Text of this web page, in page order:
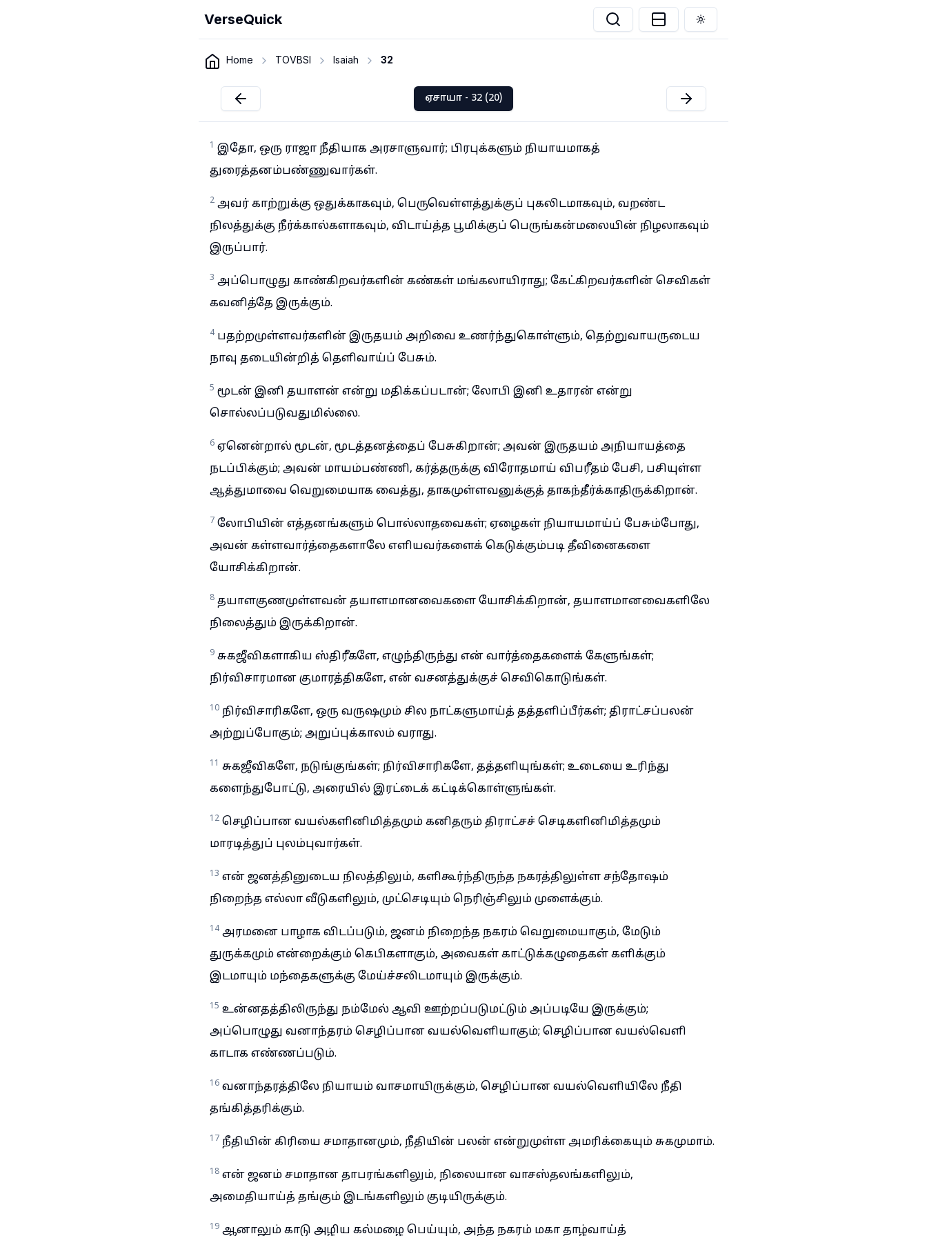
VerseQuick Toggle theme
Home TOVBSI Isaiah 32
ஏசாயா - 32 (20)
1 இதோ, ஒரு ராஜா நீதியாக அரசாளுவார்; பிரபுக்களும் நியாயமாகத்
துரைத்தனம்பண்ணுவார்கள்.
2 அவர் காற்றுக்கு ஒதுக்காகவும், பெருவெள்ளத்துக்குப் புகலிடமாகவும், வறண்ட
நிலத்துக்கு நீர்க்கால்களாகவும், விடாய்த்த பூமிக்குப் பெருங்கன்மலையின் நிழலாகவும்
இருப்பார்.
3 அப்பொழுது காண்கிறவர்களின் கண்கள் மங்கலாயிராது; கேட்கிறவர்களின் செவிகள்
கவனித்தே இருக்கும்.
4 பதற்றமுள்ளவர்களின் இருதயம் அறிவை உணர்ந்துகொள்ளும், தெற்றுவாயருடைய
நாவு தடையின்றித் தெளிவாய்ப் பேசும்.
5 மூடன் இனி தயாளன் என்று மதிக்கப்படான்; லோபி இனி உதாரன் என்று
சொல்லப்படுவதுமில்லை.
6 ஏனென்றால் மூடன், மூடத்தனத்தைப் பேசுகிறான்; அவன் இருதயம் அநியாயத்தை
நடப்பிக்கும்; அவன் மாயம்பண்ணி, கர்த்தருக்கு விரோதமாய் விபரீதம் பேசி, பசியுள்ள
ஆத்துமாவை வெறுமையாக வைத்து, தாகமுள்ளவனுக்குத் தாகந்தீர்க்காதிருக்கிறான்.
7 லோபியின் எத்தனங்களும் பொல்லாதவைகள்; ஏழைகள் நியாயமாய்ப் பேசும்போது,
அவன் கள்ளவார்த்தைகளாலே எளியவர்களைக் கெடுக்கும்படி தீவினைகளை
யோசிக்கிறான்.
8 தயாளகுணமுள்ளவன் தயாளமானவைகளை யோசிக்கிறான், தயாளமானவைகளிலே
நிலைத்தும் இருக்கிறான்.
9 சுகஜீவிகளாகிய ஸ்திரீகளே, எழுந்திருந்து என் வார்த்தைகளைக் கேளுங்கள்;
நிர்விசாரமான குமாரத்திகளே, என் வசனத்துக்குச் செவிகொடுங்கள்.
10 நிர்விசாரிகளே, ஒரு வருஷமும் சில நாட்களுமாய்த் தத்தளிப்பீர்கள்; திராட்சப்பலன்
அற்றுப்போகும்; அறுப்புக்காலம் வராது.
11 சுகஜீவிகளே, நடுங்குங்கள்; நிர்விசாரிகளே, தத்தளியுங்கள்; உடையை உரிந்து
களைந்துபோட்டு, அரையில் இரட்டைக் கட்டிக்கொள்ளுங்கள்.
12 செழிப்பான வயல்களினிமித்தமும் கனிதரும் திராட்சச் செடிகளினிமித்தமும்
மாரடித்துப் புலம்புவார்கள்.
13 என் ஜனத்தினுடைய நிலத்திலும், களிகூர்ந்திருந்த நகரத்திலுள்ள சந்தோஷம்
நிறைந்த எல்லா வீடுகளிலும், முட்செடியும் நெரிஞ்சிலும் முளைக்கும்.
14 அரமனை பாழாக விடப்படும், ஜனம் நிறைந்த நகரம் வெறுமையாகும், மேடும்
துருக்கமும் என்றைக்கும் கெபிகளாகும், அவைகள் காட்டுக்கழுதைகள் களிக்கும்
இடமாயும் மந்தைகளுக்கு மேய்ச்சலிடமாயும் இருக்கும்.
15 உன்னதத்திலிருந்து நம்மேல் ஆவி ஊற்றப்படுமட்டும் அப்படியே இருக்கும்;
அப்பொழுது வனாந்தரம் செழிப்பான வயல்வெளியாகும்; செழிப்பான வயல்வெளி
காடாக எண்ணப்படும்.
16 வனாந்தரத்திலே நியாயம் வாசமாயிருக்கும், செழிப்பான வயல்வெளியிலே நீதி
தங்கித்தரிக்கும்.
17 நீதியின் கிரியை சமாதானமும், நீதியின் பலன் என்றுமுள்ள அமரிக்கையும் சுகமுமாம்.
18 என் ஜனம் சமாதான தாபரங்களிலும், நிலையான வாசஸ்தலங்களிலும்,
அமைதியாய்த் தங்கும் இடங்களிலும் குடியிருக்கும்.
19 ஆனாலும் காடு அழிய கல்மழை பெய்யும், அந்த நகரம் மகா தாழ்வாய்த்